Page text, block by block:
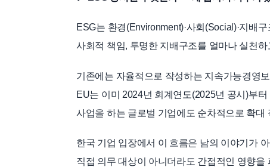
ESG는 환경(Environment)·사회(Social)·지배
사회적 책임, 투명한 지배구조를 얼마나 실천
기존에는 자율적으로 작성하는 지속가능경영
EU는 이미 2024년 회계연도(2025년 공시)부
사업을 하는 글로벌 기업에도 순차적으로 확대
한국 기업 입장에서 이 흐름은 남의 이야기가
직접 의무 대상이 아니더라도 간접적인 영향을